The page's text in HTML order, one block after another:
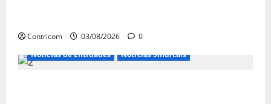
Contricom 03/08/2026
0
Notícias de Entidades
Notícias Sindicais